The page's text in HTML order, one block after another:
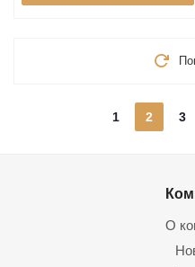
1 2 3
О